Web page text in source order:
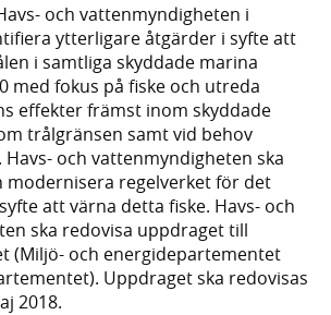
och vattenmyndigheten i
ytterligare åtgärder i syfte att
i samtliga skyddade marina
med fokus på fiske och utreda
effekter främst inom skyddade
trålgränsen samt vid behov
och vattenmyndigheten ska
modernisera regelverket för det
att värna detta fiske. Havs- och
ska redovisa uppdraget till
(Miljö- och energidepartementet
Uppdraget ska redovisas
2018.